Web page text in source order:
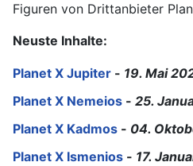
Figuren von Drittanbieter
Neuste Inhalte:
Planet X Jupiter - 19. Mai
Planet X Nemeios - 25.
Planet X Kadmos - 04.
Planet X Ismenios - 17.